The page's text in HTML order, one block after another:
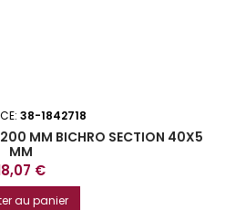
38-1842718
MM BICHRO SECTION 40X5
MM
€
au panier